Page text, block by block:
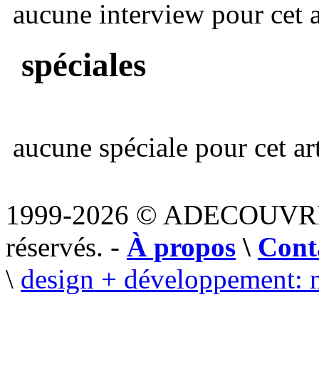
aucune interview pour cet
spéciales
aucune spéciale pour cet
1999-2026 ©
réservés. - À propos \
\ design + développement: